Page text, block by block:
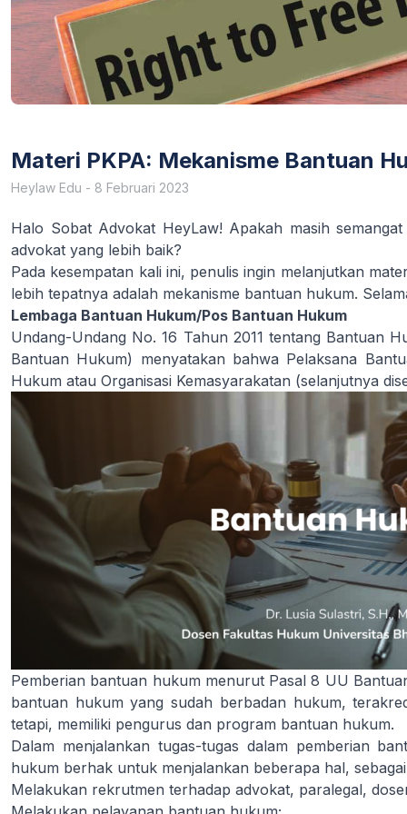
Materi PKPA: Mekanisme Bantuan
Heylaw Edu - 8 Februari 2023
Halo Sobat Advokat HeyLaw! Apakah masih
advokat yang lebih baik?
Pada kesempatan kali ini, penulis ingin melanjutkan
lebih tepatnya adalah mekanisme bantuan hukum.
Lembaga Bantuan Hukum/Pos Bantuan Hukum
Undang-Undang No. 16 Tahun 2011 tentang Bantuan
Bantuan Hukum) menyatakan bahwa Pelaksana
Hukum atau Organisasi Kemasyarakatan (selanjutnya
Pemberian bantuan hukum menurut Pasal 8 UU
bantuan hukum yang sudah berbadan hukum,
tetapi, memiliki pengurus dan program bantuan hukum.
Dalam menjalankan tugas-tugas dalam pemberian
hukum berhak untuk menjalankan beberapa hal,
Melakukan rekrutmen terhadap advokat, paralegal,